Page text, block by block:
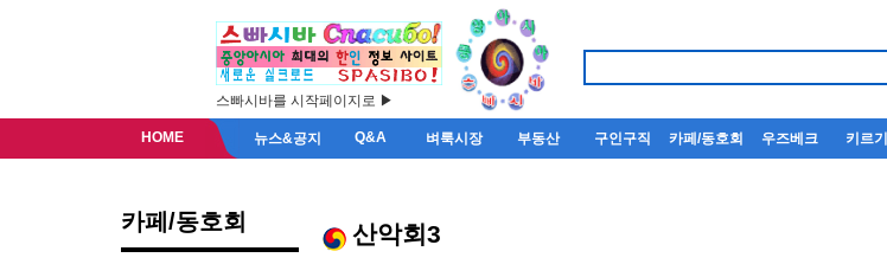
스빠시바를 시작페이지로 ▶
HOME 뉴스&공지 Q&A 벼룩시장 부동산 구인구직 카페/동호회 우즈베크 키르
카페/동호회 산악회3